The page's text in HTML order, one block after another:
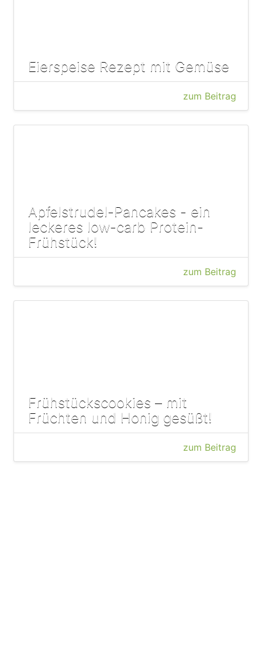
Eierspeise Rezept mit Gemüse
zum Beitrag
Apfelstrudel-Pancakes - ein
leckeres low-carb Protein-
Frühstück!
zum Beitrag
Frühstückscookies – mit
Früchten und Honig gesüßt!
zum Beitrag